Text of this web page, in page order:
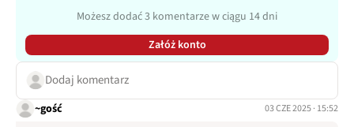
Możesz dodać 3 komentarze w ciągu 14 dni
Załóż konto
Dodaj komentarz
~gość 03 CZE 2025 · 15:52